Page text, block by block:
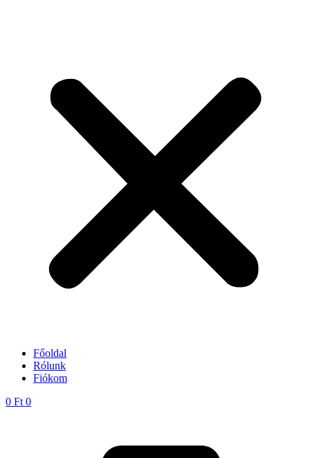
Főoldal
Rólunk
Fiókom
0 Ft 0